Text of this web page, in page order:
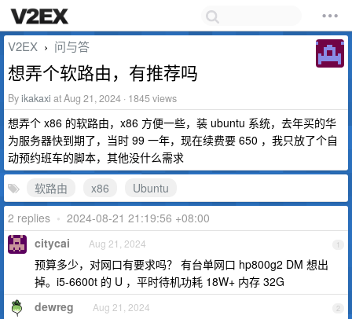
V2EX › 问与答
想弄个软路由，有推荐吗
Byikakaxi at Aug 21, 2024 · 1845 views
想弄个 x86 的软路由，x86 方便一些，装 ubuntu 系统，去年买的华
为服务器快到期了，当时 99 一年，现在续费要 650 ，我只放了个自
动预约班车的脚本，其他没什么需求
软路由
x86
Ubuntu
2 replies • 2024-08-21 21:19:56 +08:00
1
citycai Aug 21, 2024
预算多少，对网口有要求吗？ 有台单网口 hp800g2 DM 想出
掉。i5-6600t 的 U ，平时待机功耗 18W+ 内存 32G
2
dewreg Aug 21, 2024